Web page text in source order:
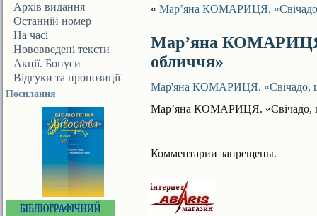
ДИВОСЛОВА
Архів видання
Останній номер
На часі
Нововведені тексти
Акції. Бонуси
Відгуки та пропозиції
Посилання
« Мар’яна КОМАРИЦЯ. «Свічадо,
Мар’яна КОМАРИЦЯ.
обличчя»
Мар'яна КОМАРИЦЯ. «Свічадо,
Мар’яна КОМАРИЦЯ. «Свічадо,
Комментарии запрещены.